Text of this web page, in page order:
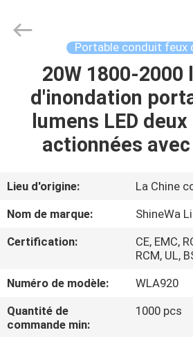
MAISON
VIDÉOS
À
PROPOS
DE
NOUS
International
Trade
Portable conduit feux
20W 1800-2000
d'inondation
lumens LED
actionnées
Lieu d'origine:
La Chine
Nom de marque:
ShineWa
Certification:
CE, EMC,
RCM, UL,
Numéro de modèle:
WLA920
Quantité de
commande min:
1000 pcs